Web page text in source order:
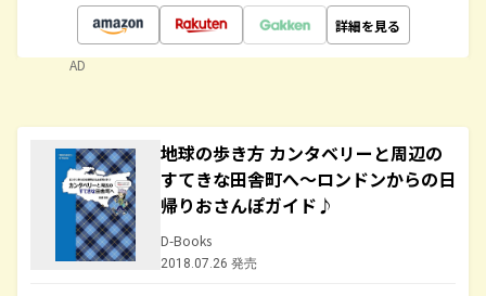
詳細を見る
AD
地球の歩き方 カンタベリーと周辺の
すてきな田舎町へ～ロンドンからの日
帰りおさんぽガイド♪
D-Books
2018.07.26 発売